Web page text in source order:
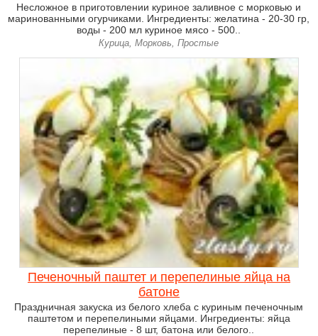
Несложное в приготовлении куриное заливное с морковью и
маринованными огурчиками. Ингредиенты: желатина - 20-30 гр,
воды - 200 мл куриное мясо - 500..
Курица, Морковь, Простые
Печеночный паштет и перепелиные яйца на
батоне
Праздничная закуска из белого хлеба с куриным печеночным
паштетом и перепелиными яйцами. Ингредиенты: яйца
перепелиные - 8 шт, батона или белого..